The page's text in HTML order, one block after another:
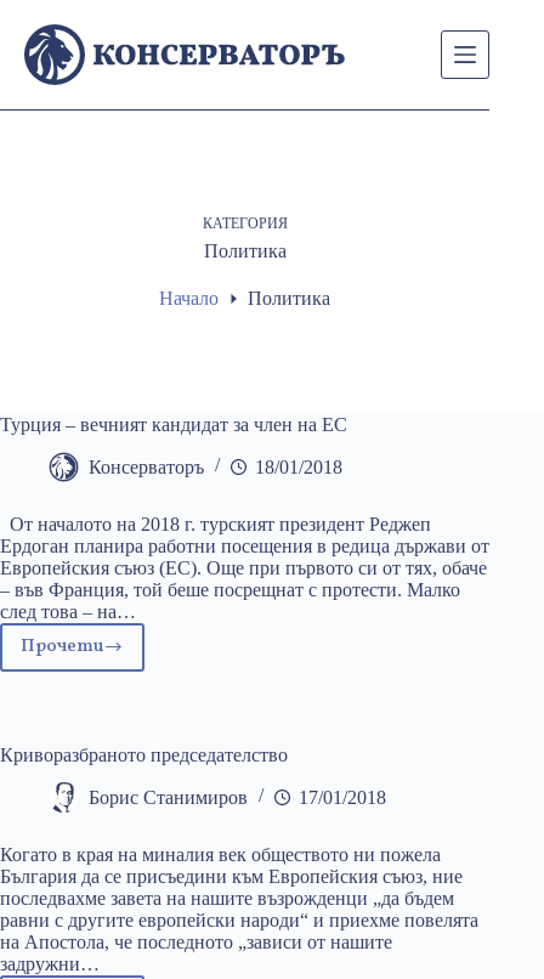
content
КАТЕГОРИЯ
Политика
Начало Политика
Турция – вечният кандидат за член на ЕС
Консерваторъ 18/01/2018
От началото на 2018 г. турският президент Реджеп
Ердоган планира работни посещения в редица държави от
Европейския съюз (ЕС). Още при първото си от тях, обаче
– във Франция, той беше посрещнат с протести. Малко
след това – на…
Прочети
Турция
за
член
на
Криворазбраното председателство
Борис Станимиров 17/01/2018
Когато в края на миналия век обществото ни пожела
България да се присъедини към Европейския съюз, ние
последвахме завета на нашите възрожденци „да бъдем
равни с другите европейски народи“ и приехме повелята
на Апостола, че последното „зависи от нашите
задружни…